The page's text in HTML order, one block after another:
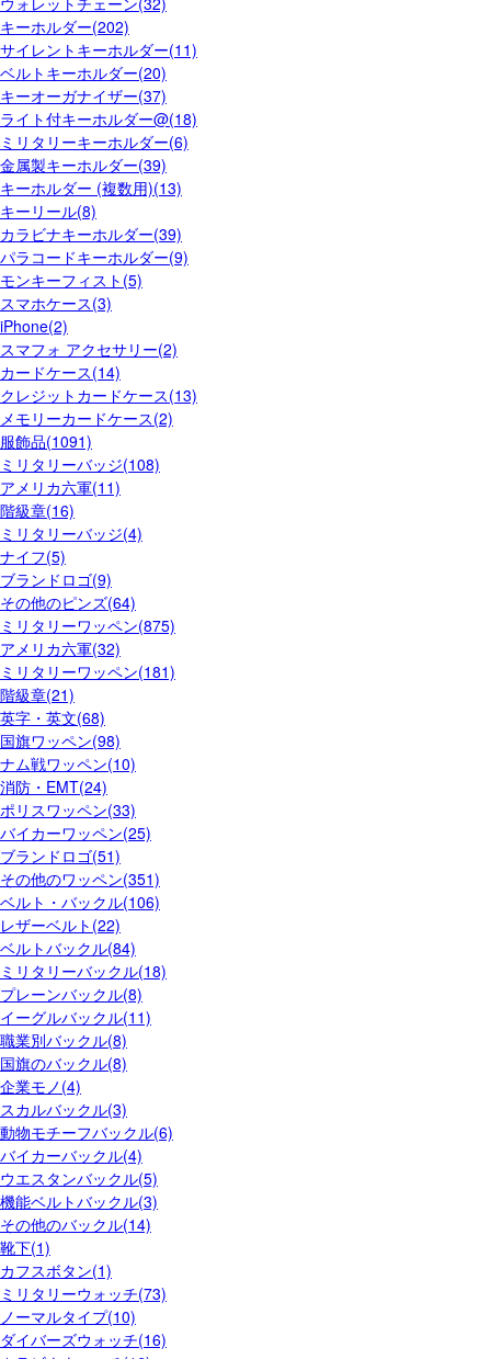
キーホルダー(202)
サイレントキーホルダー(11)
ベルトキーホルダー(20)
キーオーガナイザー(37)
ライト付キーホルダー@(18)
ミリタリーキーホルダー(6)
金属製キーホルダー(39)
キーホルダー (複数用)(13)
キーリール(8)
カラビナキーホルダー(39)
パラコードキーホルダー(9)
モンキーフィスト(5)
スマホケース(3)
iPhone(2)
スマフォ アクセサリー(2)
カードケース(14)
クレジットカードケース(13)
メモリーカードケース(2)
服飾品(1091)
ミリタリーバッジ(108)
アメリカ六軍(11)
階級章(16)
ミリタリーバッジ(4)
ナイフ(5)
ブランドロゴ(9)
その他のピンズ(64)
ミリタリーワッペン(875)
アメリカ六軍(32)
ミリタリーワッペン(181)
階級章(21)
英字・英文(68)
国旗ワッペン(98)
ナム戦ワッペン(10)
消防・EMT(24)
ポリスワッペン(33)
バイカーワッペン(25)
ブランドロゴ(51)
その他のワッペン(351)
ベルト・バックル(106)
レザーベルト(22)
ベルトバックル(84)
ミリタリーバックル(18)
プレーンバックル(8)
イーグルバックル(11)
職業別バックル(8)
国旗のバックル(8)
企業モノ(4)
スカルバックル(3)
動物モチーフバックル(6)
バイカーバックル(4)
ウエスタンバックル(5)
機能ベルトバックル(3)
その他のバックル(14)
靴下(1)
カフスボタン(1)
ミリタリーウォッチ(73)
ノーマルタイプ(10)
ダイバーズウォッチ(16)